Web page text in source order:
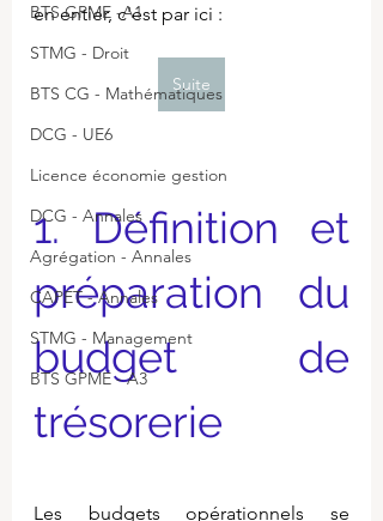
BTS GPME -A1
STMG - Droit
BTS CG - Mathématiques
DCG - UE6
Licence économie gestion
DCG - Annales
Agrégation - Annales
CAPET - Annales
STMG - Management
BTS GPME - A3
en entier, c'est par ici :
Suite
1. Définition et
préparation du
budget de
trésorerie
Les budgets opérationnels se